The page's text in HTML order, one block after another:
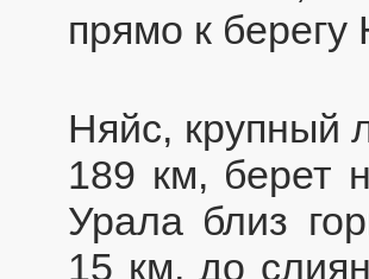
прямо к
Няйс, крупный
189 км, берет
Урала близ
15 км, до